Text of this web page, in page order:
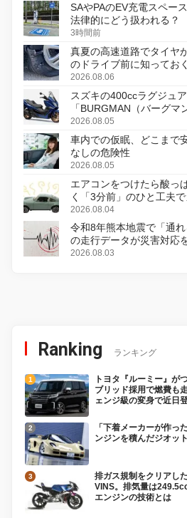
SAやPAのEV充電スペー
法律的にどう扱われる？
3時間前
真夏の高速道路でタイヤ
のドライブ前に知ってお
2026.08.06
スズキの400ccラグジュ
「BURGMAN（バーグマ
変更し、8月18日に発売
2026.08.05
車内での仮眠、どこまで
なしの危険性
2026.08.05
エアコンをつけたら酸っ
く「3分前」のひと工夫
2026.08.04
令和8年熊本地震で「通
の走行データが災害対応
2026.08.03
Ranking ランキング
トヨタ『ルーミー』が
ブリッド採用で燃費も
ェンジ級の変身で近日
「下着メーカーが作っ
ンジンを積んだジオッ
排ガス規制をクリアし
VINS。排気量は
エンジンの技術とは